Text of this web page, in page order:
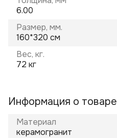
6.00
Размер, мм.
160*320 см
Вес, кг.
72 кг
Информация о товаре
Материал
керамогранит